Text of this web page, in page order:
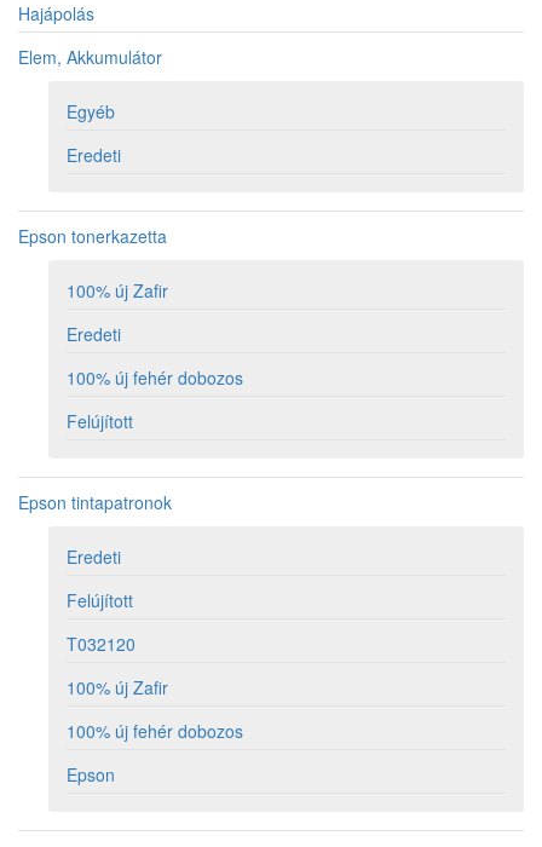
Hajápolás
Elem, Akkumulátor
Egyéb
Eredeti
Epson tonerkazetta
100% új Zafir
Eredeti
100% új fehér dobozos
Felújított
Epson tintapatronok
Eredeti
Felújított
T032120
100% új Zafir
100% új fehér dobozos
Epson